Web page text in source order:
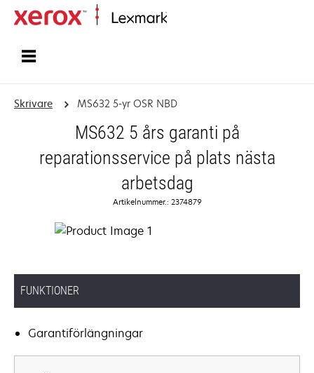
Skrivare MS632 5-yr OSR NBD
MS632 5 års garanti på
reparationsservice på plats nästa
arbetsdag
Artikelnummer.: 2374879
FUNKTIONER
Garantiförlängningar